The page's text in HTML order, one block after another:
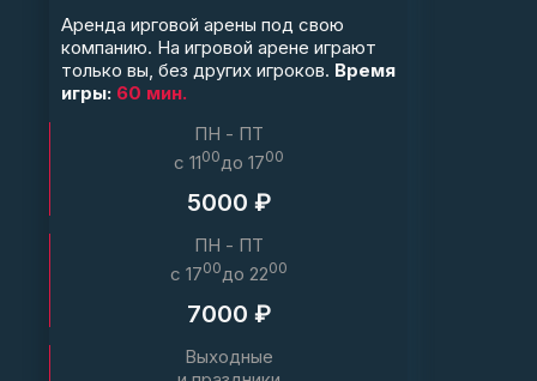
Аренда ирговой арены под свою
компанию. На игровой арене играют
только вы, без других игроков. Время
игры: 60 мин.
ПН - ПТ
c 1100до 1700
5000 ₽
ПН - ПТ
c 1700до 2200
7000 ₽
Выходные